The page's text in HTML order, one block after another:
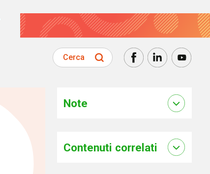
Cerca
Note
Contenuti correlati